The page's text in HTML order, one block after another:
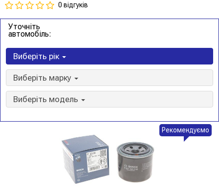
0 відгуків
Уточніть
автомобіль:
Виберіть рік
Виберіть марку
Виберіть модель
Рекомендуємо